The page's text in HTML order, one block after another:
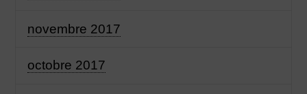
novembre 2017
octobre 2017